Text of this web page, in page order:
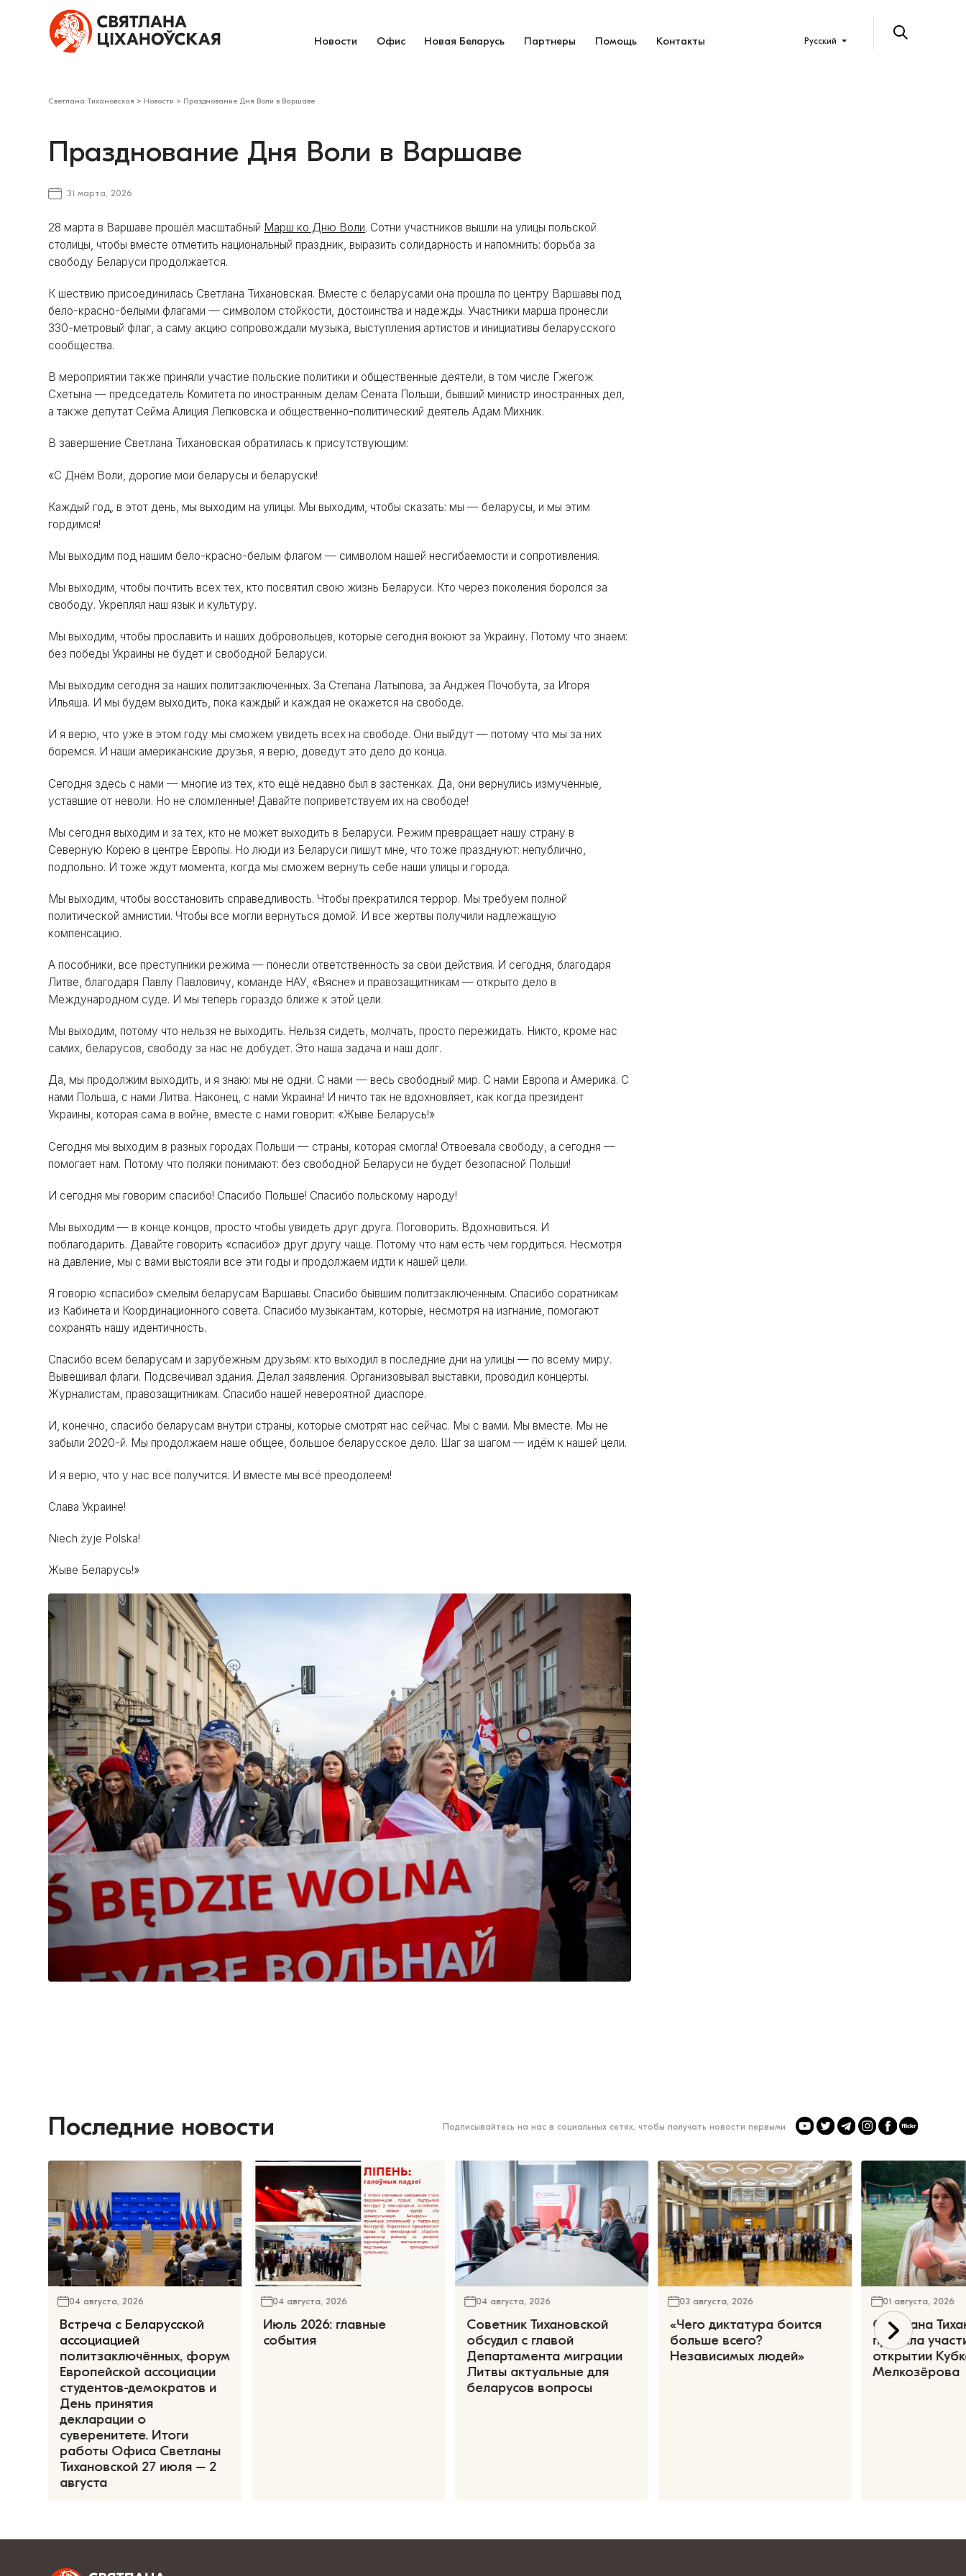
Новости Офис Новая Беларусь Партнеры Помощь Контакты Русский
Светлана Тихановская > Новости > Празднование Дня Воли в Варшаве
Празднование Дня Воли в Варшаве
31 марта, 2026
28 марта в Варшаве прошёл масштабный Марш ко Дню Воли. Сотни участников вышли на улицы польской
столицы, чтобы вместе отметить национальный праздник, выразить солидарность и напомнить: борьба за
свободу Беларуси продолжается.
К шествию присоединилась Светлана Тихановская. Вместе с беларусами она прошла по центру Варшавы под
бело-красно-белыми флагами — символом стойкости, достоинства и надежды. Участники марша пронесли
330-метровый флаг, а саму акцию сопровождали музыка, выступления артистов и инициативы беларусского
сообщества.
В мероприятии также приняли участие польские политики и общественные деятели, в том числе Гжегож
Схетына — председатель Комитета по иностранным делам Сената Польши, бывший министр иностранных дел,
а также депутат Сейма Алиция Лепковска и общественно-политический деятель Адам Михник.
В завершение Светлана Тихановская обратилась к присутствующим:
«С Днём Воли, дорогие мои беларусы и беларуски!
Каждый год, в этот день, мы выходим на улицы. Мы выходим, чтобы сказать: мы — беларусы, и мы этим
гордимся!
Мы выходим под нашим бело-красно-белым флагом — символом нашей несгибаемости и сопротивления.
Мы выходим, чтобы почтить всех тех, кто посвятил свою жизнь Беларуси. Кто через поколения боролся за
свободу. Укреплял наш язык и культуру.
Мы выходим, чтобы прославить и наших добровольцев, которые сегодня воюют за Украину. Потому что знаем:
без победы Украины не будет и свободной Беларуси.
Мы выходим сегодня за наших политзаключённых. За Степана Латыпова, за Анджея Почобута, за Игоря
Ильяша. И мы будем выходить, пока каждый и каждая не окажется на свободе.
И я верю, что уже в этом году мы сможем увидеть всех на свободе. Они выйдут — потому что мы за них
боремся. И наши американские друзья, я верю, доведут это дело до конца.
Сегодня здесь с нами — многие из тех, кто ещё недавно был в застенках. Да, они вернулись измученные,
уставшие от неволи. Но не сломленные! Давайте поприветствуем их на свободе!
Мы сегодня выходим и за тех, кто не может выходить в Беларуси. Режим превращает нашу страну в
Северную Корею в центре Европы. Но люди из Беларуси пишут мне, что тоже празднуют: непублично,
подпольно. И тоже ждут момента, когда мы сможем вернуть себе наши улицы и города.
Мы выходим, чтобы восстановить справедливость. Чтобы прекратился террор. Мы требуем полной
политической амнистии. Чтобы все могли вернуться домой. И все жертвы получили надлежащую
компенсацию.
А пособники, все преступники режима — понесли ответственность за свои действия. И сегодня, благодаря
Литве, благодаря Павлу Павловичу, команде НАУ, «Вясне» и правозащитникам — открыто дело в
Международном суде. И мы теперь гораздо ближе к этой цели.
Мы выходим, потому что нельзя не выходить. Нельзя сидеть, молчать, просто пережидать. Никто, кроме нас
самих, беларусов, свободу за нас не добудет. Это наша задача и наш долг.
Да, мы продолжим выходить, и я знаю: мы не одни. С нами — весь свободный мир. С нами Европа и Америка. С
нами Польша, с нами Литва. Наконец, с нами Украина! И ничто так не вдохновляет, как когда президент
Украины, которая сама в войне, вместе с нами говорит: «Жыве Беларусь!»
Сегодня мы выходим в разных городах Польши — страны, которая смогла! Отвоевала свободу, а сегодня —
помогает нам. Потому что поляки понимают: без свободной Беларуси не будет безопасной Польши!
И сегодня мы говорим спасибо! Спасибо Польше! Спасибо польскому народу!
Мы выходим — в конце концов, просто чтобы увидеть друг друга. Поговорить. Вдохновиться. И
поблагодарить. Давайте говорить «спасибо» друг другу чаще. Потому что нам есть чем гордиться. Несмотря
на давление, мы с вами выстояли все эти годы и продолжаем идти к нашей цели.
Я говорю «спасибо» смелым беларусам Варшавы. Спасибо бывшим политзаключённым. Спасибо соратникам
из Кабинета и Координационного совета. Спасибо музыкантам, которые, несмотря на изгнание, помогают
сохранять нашу идентичность.
Спасибо всем беларусам и зарубежным друзьям: кто выходил в последние дни на улицы — по всему миру.
Вывешивал флаги. Подсвечивал здания. Делал заявления. Организовывал выставки, проводил концерты.
Журналистам, правозащитникам. Спасибо нашей невероятной диаспоре.
И, конечно, спасибо беларусам внутри страны, которые смотрят нас сейчас. Мы с вами. Мы вместе. Мы не
забыли 2020-й. Мы продолжаем наше общее, большое беларусское дело. Шаг за шагом — идём к нашей цели.
И я верю, что у нас всё получится. И вместе мы всё преодолеем!
Слава Украине!
Niech żyje Polska!
Жыве Беларусь!»
Последние новости Подписывайтесь на нас в социальных сетях, чтобы получать новости первыми
04 августа, 2026
Встреча с Беларусской
ассоциацией
политзаключённых, форум
Европейской ассоциации
студентов-демократов и
День принятия
декларации о
суверенитете. Итоги
работы Офиса Светланы
Тихановской 27 июля – 2
августа
04 августа, 2026
Июль 2026: главные
события
04 августа, 2026
Советник Тихановской
обсудил с главой
Департамента миграции
Литвы актуальные для
беларусов вопросы
03 августа, 2026
«Чего диктатура боится
больше всего?
Независимых людей»
01 августа, 2026
Светлана
приняла
открытии
Мелкозёрова